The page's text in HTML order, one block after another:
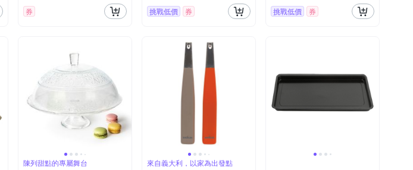
券 挑戰低價 券 挑戰低價 券
陳列甜點的專屬舞台 來自義大利，以家為出發點